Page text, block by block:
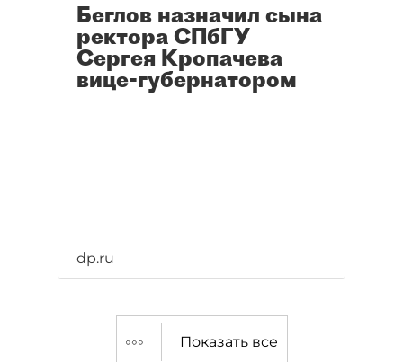
Беглов назначил сына
ректора СПбГУ
Сергея Кропачева
вице-губернатором
dp.ru
Показать все